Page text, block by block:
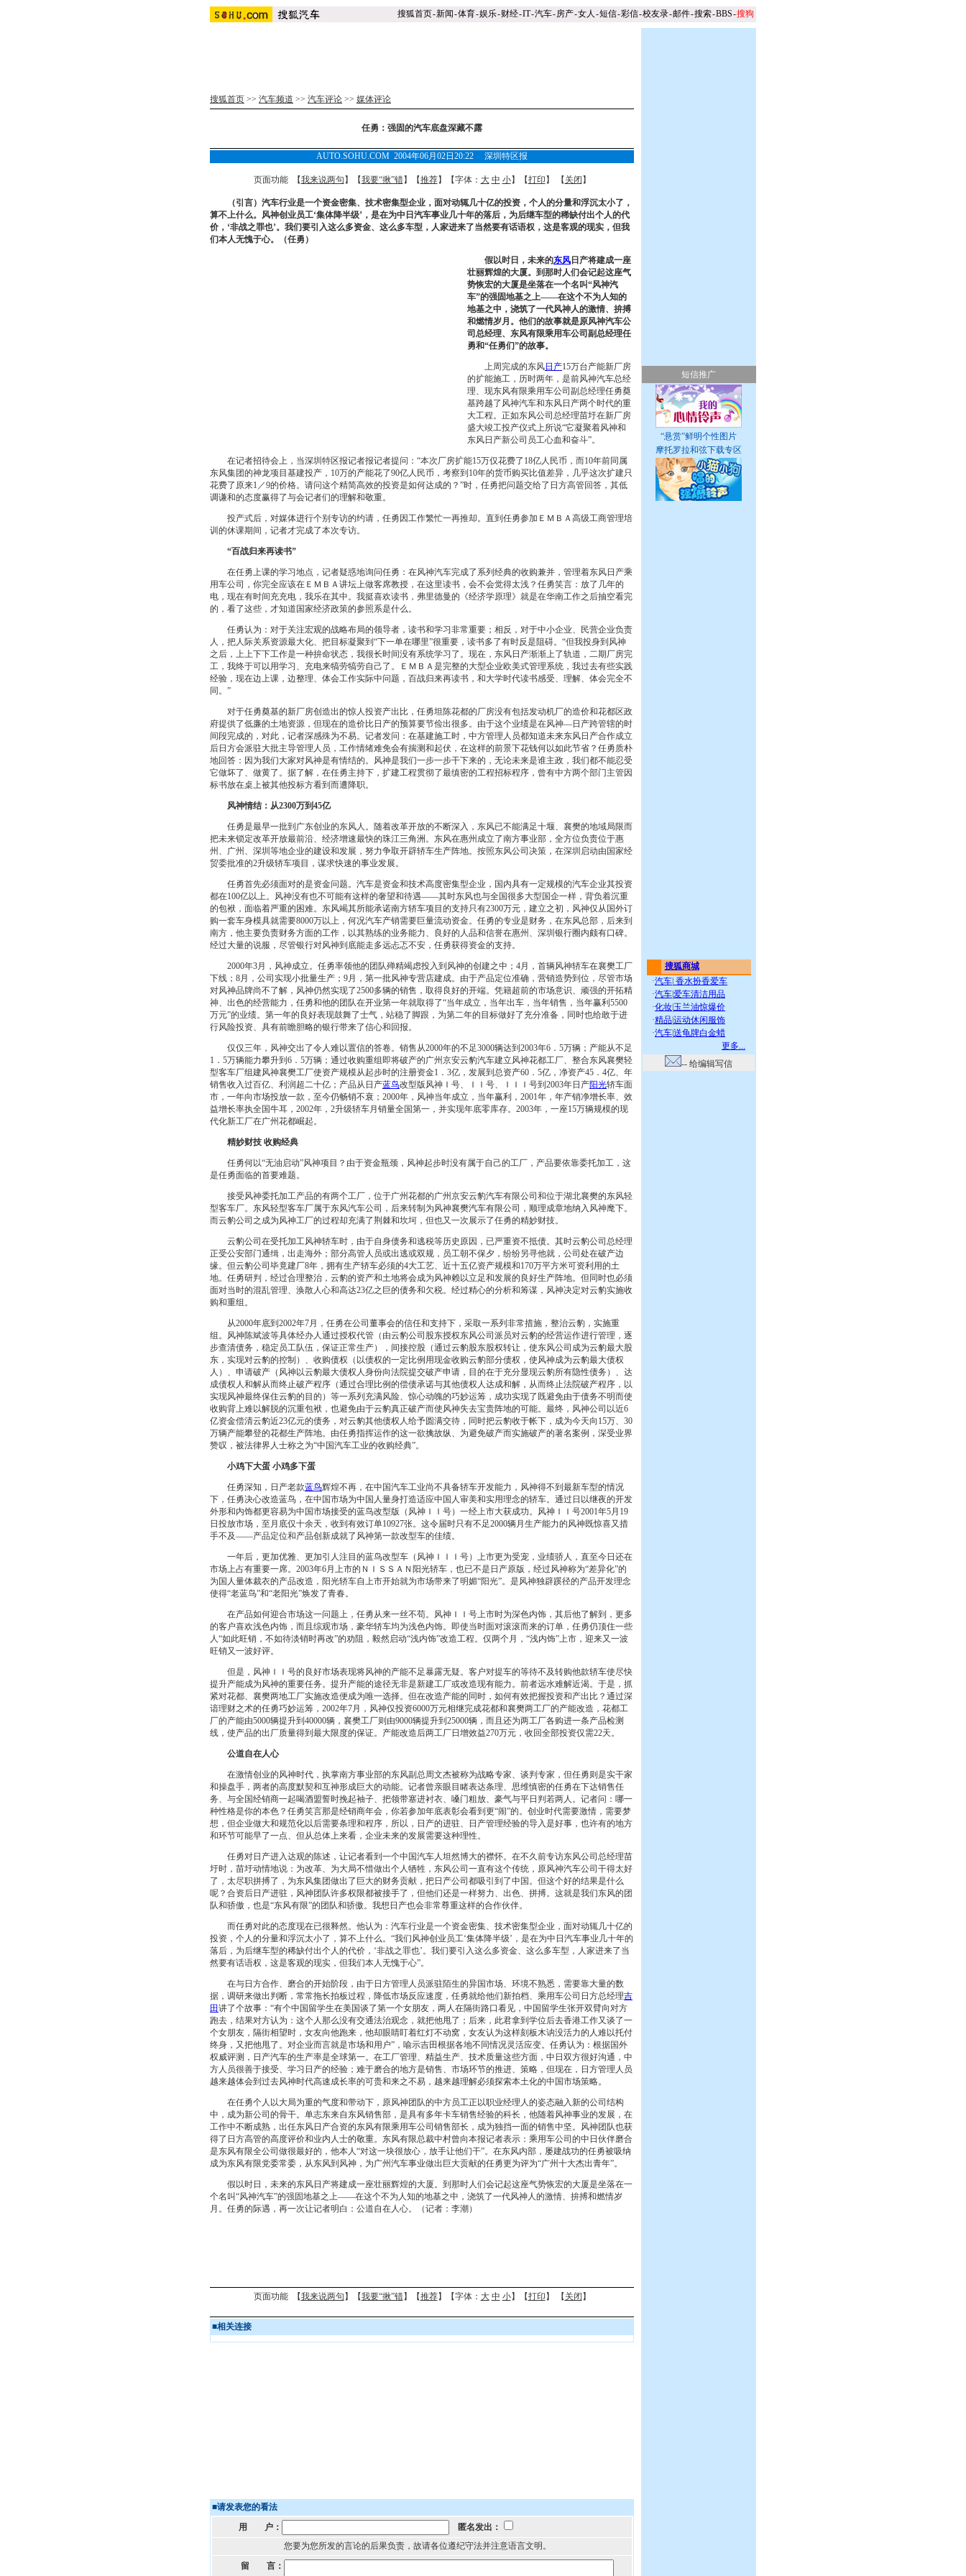
搜狐首页-新闻-体育-娱乐-财经-IT-汽车-房产-女人 -短信-彩信-校友录-邮件-搜索-BBS-搜狗
搜狐首页 >> 汽车频道 >> 汽车评论 >> 媒体评论
任勇：强固的汽车底盘深藏不露
AUTO.SOHU.COM 2004年06月02日20:22 深圳特区报
页面功能 【我来说两句 】【我要“揪”错】【推荐】【字体： 大 中 小】【打印 】 【 关闭 】
（引言）汽车行业是一个资金密集、技术密集型企业，面对动辄几十亿的投资，个人的分量和浮沉太小了，
算不上什么。风神创业员工‘集体降半级’，是在为中日汽车事业几十年的落后，为后继车型的稀缺付出个人的代
价，‘非战之罪也’。我们要引入这么多资金、这么多车型，人家进来了当然要有话语权，这是客观的现实，但我
们本人无愧于心。（任勇）
假以时日，未来的东风 日产将建成一座
壮丽辉煌的大厦。到那时人们会记起这座气
势恢宏的大厦是坐落在一个名叫“风神汽
车”的强固地基之上——在这个不为人知的
地基之中，浇筑了一代风神人的激情、拚搏
和燃情岁月。他们的故事就是原风神汽车公
司总经理、东风有限乘用车公司副总经理任
勇和“任勇们”的故事。
上周完成的东风日产15万台产能新厂房
的扩能施工，历时两年，是前风神汽车总经
理、现东风有限乘用车公司副总经理任勇奠
基跨越了风神汽车和东风日产两个时代的重
大工程。正如东风公司总经理苗圩在新厂房
盛大竣工投产仪式上所说“它凝聚着风神和
东风日产新公司员工心血和奋斗”。
在记者招待会上，当深圳特区报记者报记者提问：“本次厂房扩能15万仅花费了18亿人民币，而10年前同属
东风集团的神龙项目基建投产，10万的产能花了90亿人民币，考察到10年的货币购买比值差异，几乎这次扩建只
花费了原来1／9的价格。请问这个精简高效的投资是如何达成的？”时，任勇把问题交给了日方高管回答，其低
调谦和的态度赢得了与会记者们的理解和敬重。
投产式后，对媒体进行个别专访的约请，任勇因工作繁忙一再推却。直到任勇参加ＥＭＢＡ高级工商管理培
训的休课期间，记者才完成了本次专访。
“百战归来再读书”
在任勇上课的学习地点，记者疑惑地询问任勇：在风神汽车完成了系列经典的收购兼并，管理着东风日产乘
用车公司，你完全应该在ＥＭＢＡ讲坛上做客席教授，在这里读书，会不会觉得太浅？任勇笑言：放了几年的
电，现在有时间充充电，我乐在其中。我挺喜欢读书，弗里德曼的《经济学原理》就是在华南工作之后抽空看完
的，看了这些，才知道国家经济政策的参照系是什么。
任勇认为：对于关注宏观的战略布局的领导者，读书和学习非常重要；相反，对于中小企业、民营企业负责
人，把人际关系资源最大化、把目标凝聚到“下一单在哪里”很重要，读书多了有时反是阻碍。“但我投身到风神
之后，上上下下工作是一种拚命状态，我很长时间没有系统学习了。现在，东风日产渐渐上了轨道，二期厂房完
工，我终于可以用学习、充电来犒劳犒劳自己了。ＥＭＢＡ是完整的大型企业欧美式管理系统，我过去有些实践
经验，现在边上课，边整理、体会工作实际中问题，百战归来再读书，和大学时代读书感受、理解、体会完全不
同。”
对于任勇奠基的新厂房创造出的惊人投资产出比，任勇坦陈花都的厂房没有包括发动机厂的造价和花都区政
府提供了低廉的土地资源，但现在的造价比日产的预算要节俭出很多。由于这个业绩是在风神—日产跨管辖的时
间段完成的，对此，记者深感殊为不易。记者发问：在基建施工时，中方管理人员都知道未来东风日产合作成立
后日方会派驻大批主导管理人员，工作情绪难免会有揣测和起伏，在这样的前景下花钱何以如此节省？任勇质朴
地回答：因为我们大家对风神是有情结的。风神是我们一步一步干下来的，无论未来是谁主政，我们都不能忍受
它做坏了、做黄了。据了解，在任勇主持下，扩建工程贯彻了最缜密的工程招标程序，曾有中方两个部门主管因
标书放在桌上被其他投标方看到而遭降职。
风神情结：从2300万到45亿
任勇是最早一批到广东创业的东风人。随着改革开放的不断深入，东风已不能满足十堰、襄樊的地域局限而
把未来锁定改革开放最前沿、经济增速最快的珠江三角洲。东风在惠州成立了南方事业部，全方位负责位于惠
州、广州、深圳等地企业的建设和发展，努力争取开辟轿车生产阵地。按照东风公司决策，在深圳启动由国家经
贸委批准的2升级轿车项目，谋求快速的事业发展。
任勇首先必须面对的是资金问题。汽车是资金和技术高度密集型企业，国内具有一定规模的汽车企业其投资
都在100亿以上。风神没有也不可能有这样的奢望和待遇——其时东风也与全国很多大型国企一样，背负着沉重
的包袱，面临着严重的困难。东风竭其所能承诺南方轿车项目的支持只有2300万元，建立之初，风神仅从国外订
购一套车身模具就需要8000万以上，何况汽车产销需要巨量流动资金。任勇的专业是财务，在东风总部，后来到
南方，他主要负责财务方面的工作，以其熟练的业务能力、良好的人品和信誉在惠州、深圳银行圈内颇有口碑。
经过大量的说服，尽管银行对风神到底能走多远忐忑不安，任勇获得资金的支持。
2000年3月，风神成立。任勇率领他的团队殚精竭虑投入到风神的创建之中；4月，首辆风神轿车在襄樊工厂
下线；8月，公司实现小批量生产；9月，第一批风神专营店建成。由于产品定位准确，营销造势到位，尽管市场
对风神品牌尚不了解，风神仍然实现了2500多辆的销售，取得良好的开端。凭籍超前的市场意识、顽强的开拓精
神、出色的经营能力，任勇和他的团队在开业第一年就取得了“当年成立，当年出车，当年销售，当年赢利5500
万元”的业绩。第一年的良好表现鼓舞了士气，站稳了脚跟，为第二年的目标做好了充分准备，同时也给敢于进
行风险投资、具有前瞻胆略的银行带来了信心和回报。
仅仅三年，风神交出了令人难以置信的答卷。销售从2000年的不足3000辆达到2003年6．5万辆；产能从不足
1．5万辆能力攀升到6．5万辆；通过收购重组即将破产的广州京安云豹汽车建立风神花都工厂、整合东风襄樊轻
型客车厂组建风神襄樊工厂使资产规模从起步时的注册资金1．3亿，发展到总资产60．5亿，净资产45．4亿、年
销售收入过百亿、利润超二十亿；产品从日产蓝鸟改型版风神Ｉ号、ＩＩ号、ＩＩＩ号到2003年日产阳光轿车面
市，一年向市场投放一款，至今仍畅销不衰；2000年，风神当年成立，当年赢利，2001年，年产销净增长率、效
益增长率执全国牛耳，2002年，2升级轿车月销量全国第一，并实现年底零库存。2003年，一座15万辆规模的现
代化新工厂在广州花都崛起。
精妙财技 收购经典
任勇何以“无油启动”风神项目？由于资金瓶颈，风神起步时没有属于自己的工厂，产品要依靠委托加工，这
是任勇面临的首要难题。
接受风神委托加工产品的有两个工厂，位于广州花都的广州京安云豹汽车有限公司和位于湖北襄樊的东风轻
型客车厂。东风轻型客车厂属于东风汽车公司，后来转制为风神襄樊汽车有限公司，顺理成章地纳入风神麾下。
而云豹公司之成为风神工厂的过程却充满了荆棘和坎坷，但也又一次展示了任勇的精妙财技。
云豹公司在受托加工风神轿车时，由于自身债务和逃税等历史原因，已严重资不抵债。其时云豹公司总经理
正受公安部门通缉，出走海外；部分高管人员或出逃或双规，员工朝不保夕，纷纷另寻他就，公司处在破产边
缘。但云豹公司毕竟建厂8年，拥有生产轿车必须的4大工艺、近十五亿资产规模和170万平方米可资利用的土
地。任勇研判，经过合理整治，云豹的资产和土地将会成为风神赖以立足和发展的良好生产阵地。但同时也必须
面对当时的混乱管理、涣散人心和高达23亿之巨的债务和欠税。经过精心的分析和筹谋，风神决定对云豹实施收
购和重组。
从2000年底到2002年7月，任勇在公司董事会的信任和支持下，采取一系列非常措施，整治云豹，实施重
组。风神陈斌波等具体经办人通过授权代管（由云豹公司股东授权东风公司派员对云豹的经营运作进行管理，逐
步查清债务，稳定员工队伍，保证正常生产），间接控股（通过云豹股东股权转让，使东风公司成为云豹最大股
东，实现对云豹的控制）、收购债权（以债权的一定比例用现金收购云豹部分债权，使风神成为云豹最大债权
人）、申请破产（风神以云豹最大债权人身份向法院提交破产申请，目的在于充分显现云豹所有隐性债务）、达
成债权人和解从而终止破产程序（通过合理比例的偿债承诺与其他债权人达成和解，从而终止法院破产程序，以
实现风神最终保住云豹的目的）等一系列充满风险、惊心动魄的巧妙运筹，成功实现了既避免由于债务不明而使
收购背上难以解脱的沉重包袱，也避免由于云豹真正破产而使风神失去宝贵阵地的可能。最终，风神公司以近6
亿资金偿清云豹近23亿元的债务，对云豹其他债权人给予圆满交待，同时把云豹收于帐下，成为今天向15万、30
万辆产能攀登的花都生产阵地。由任勇指挥运作的这一欲擒故纵、为避免破产而实施破产的著名案例，深受业界
赞叹，被法律界人士称之为“中国汽车工业的收购经典”。
小鸡下大蛋 小鸡多下蛋
任勇深知，日产老款蓝鸟辉煌不再，在中国汽车工业尚不具备轿车开发能力，风神得不到最新车型的情况
下，任勇决心改造蓝鸟，在中国市场为中国人量身打造适应中国人审美和实用理念的轿车。通过日以继夜的开发
外形和内饰都更容易为中国市场接受的蓝鸟改型版（风神ＩＩ号）一经上市大获成功。风神ＩＩ号2001年5月19
日投放市场，至月底仅十余天，收到有效订单10927张。这令届时只有不足2000辆月生产能力的风神既惊喜又措
手不及——产品定位和产品创新成就了风神第一款改型车的佳绩。
一年后，更加优雅、更加引人注目的蓝鸟改型车（风神ＩＩＩ号）上市更为受宠，业绩骄人，直至今日还在
市场上占有重要一席。2003年6月上市的ＮＩＳＳＡＮ阳光轿车，也已不是日产原版，经过风神称为“差异化”的
为国人量体裁衣的产品改造，阳光轿车自上市开始就为市场带来了明媚“阳光”。是风神独辟蹊径的产品开发理念
使得“老蓝鸟”和“老阳光”焕发了青春。
在产品如何迎合市场这一问题上，任勇从来一丝不苟。风神ＩＩ号上市时为深色内饰，其后他了解到，更多
的客户喜欢浅色内饰，而且综观市场，豪华轿车均为浅色内饰。即使当时面对滚滚而来的订单，任勇仍顶住一些
人“如此旺销，不如待淡销时再改”的劝阻，毅然启动“浅内饰”改造工程。仅两个月，“浅内饰”上市，迎来又一波
旺销又一波好评。
但是，风神ＩＩ号的良好市场表现将风神的产能不足暴露无疑。客户对提车的等待不及转购他款轿车使尽快
提升产能成为风神的重要任务。提升产能的途径无非是新建工厂或改造现有能力。前者远水难解近渴。于是，抓
紧对花都、襄樊两地工厂实施改造便成为唯一选择。但在改造产能的同时，如何有效把握投资和产出比？通过深
谙理财之术的任勇巧妙运筹，2002年7月，风神仅投资6000万元相继完成花都和襄樊两工厂的产能改造，花都工
厂的产能由5000辆提升到40000辆，襄樊工厂则由9000辆提升到25000辆，而且还为两工厂各购进一条产品检测
线，使产品的出厂质量得到最大限度的保证。产能改造后两工厂日增效益270万元，收回全部投资仅需22天。
公道自在人心
在激情创业的风神时代，执掌南方事业部的东风副总周文杰被称为战略专家、谈判专家，但任勇则是实干家
和操盘手，两者的高度默契和互神形成巨大的动能。记者曾亲眼目睹表达条理、思维慎密的任勇在下达销售任
务、与全国经销商一起喝酒盟誓时挽起袖子、把领带塞进衬衣、嗓门粗放、豪气与平日判若两人。记者问：哪一
种性格是你的本色？任勇笑言那是经销商年会，你若参加年底表彰会看到更“闹”的。创业时代需要激情，需要梦
想，但企业做大和规范化以后需要条理和程序，所以，日产的进驻、日产管理经验的导入是好事，也许有的地方
和环节可能早了一点、但从总体上来看，企业未来的发展需要这种理性。
任勇对日产进入达观的陈述，让记者看到一个中国汽车人坦然博大的襟怀。在不久前专访东风公司总经理苗
圩时，苗圩动情地说：为改革、为大局不惜做出个人牺牲，东风公司一直有这个传统，原风神汽车公司干得太好
了，太尽职拼搏了，为东风集团做出了巨大的财务贡献，把日产公司都吸引到了中国。但这个好的结果是什么
呢？合资后日产进驻，风神团队许多权限都被接手了，但他们还是一样努力、出色、拼搏。这就是我们东风的团
队和骄傲，也是“东风有限”的团队和骄傲。我想日产也会非常尊重这样的合作伙伴。
而任勇对此的态度现在已很释然。他认为：汽车行业是一个资金密集、技术密集型企业，面对动辄几十亿的
投资，个人的分量和浮沉太小了，算不上什么。“我们风神创业员工‘集体降半级’，是在为中日汽车事业几十年的
落后，为后继车型的稀缺付出个人的代价，‘非战之罪也’。我们要引入这么多资金、这么多车型，人家进来了当
然要有话语权，这是客观的现实，但我们本人无愧于心”。
在与日方合作、磨合的开始阶段，由于日方管理人员派驻陌生的异国市场、环境不熟悉，需要靠大量的数
据，调研来做出判断，常常拖长拍板过程，降低市场反应速度，任勇就给他们新拍档、乘用车公司日方总经理吉
田讲了个故事：“有个中国留学生在美国谈了第一个女朋友，两人在隔街路口看见，中国留学生张开双臂向对方
跑去，结果对方认为：这个人那么没有交通法治观念，就把他甩了；后来，此君拿到学位后去香港工作又谈了一
个女朋友，隔街相望时，女友向他跑来，他却眼睛盯着红灯不动窝，女友认为这样刻板木讷没活力的人难以托付
终身，又把他甩了。对企业而言就是市场和用户”，喻示吉田根据各地不同情况灵活应变。任勇认为：根据国外
权威评测，日产汽车的生产率是全球第一。在工厂管理、精益生产、技术质量这些方面，中日双方很好沟通，中
方人员很善于接受、学习日产的经验；难于磨合的地方是销售、市场环节的推进、策略，但现在，日方管理人员
越来越体会到过去风神时代高速成长率的可贵和来之不易，越来越理解必须探索本土化的中国市场策略。
在任勇个人以大局为重的气度和带动下，原风神团队的中方员工正以职业经理人的姿态融入新的公司结构
中，成为新公司的骨干。单志东来自东风销售部，是具有多年卡车销售经验的科长，他随着风神事业的发展，在
工作中不断成熟，出任东风日产合资的东风有限乘用车公司销售部长，成为独挡一面的销售中坚。风神团队也获
得了日方高管的高度评价和业内人士的敬重。东风有限总裁中村曾向本报记者表示：乘用车公司的中日伙伴磨合
是东风有限全公司做很最好的，他本人“对这一块很放心，放手让他们干”。在东风内部，屡建战功的任勇被吸纳
成为东风有限党委常委，从东风到风神，为广州汽车事业做出巨大贡献的任勇更为评为“广州十大杰出青年”。
假以时日，未来的东风日产将建成一座壮丽辉煌的大厦。到那时人们会记起这座气势恢宏的大厦是坐落在一
个名叫“风神汽车”的强固地基之上——在这个不为人知的地基之中，浇筑了一代风神人的激情、拚搏和燃情岁
月。任勇的际遇，再一次让记者明白：公道自在人心。（记者：李潮）
页面功能 【我来说两句 】【我要“揪”错】【推荐】【字体： 大 中 小】【打印 】 【 关闭 】
■相关连接
■请发表您的看法
用 户：
匿名发出：
您要为您所发的言论的后果负责，故请各位遵纪守法并注意语言文明。
留 言：
短信推广
“悬赏”鲜明个性图片
摩托罗拉和弦下载专区
搜狐商城
·汽车 香水扮香爱车
·汽车爱车清洁用品
·化妆 玉兰油惊爆价
·精品运动休闲服饰
·汽车送龟牌白金蜡
更多...
-- 给编辑写信